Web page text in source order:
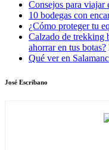
Consejos para viajar
10 bodegas con
¿Cómo proteger tu
Calzado de trekking
ahorrar en tus botas?
Qué ver en
José Escribano